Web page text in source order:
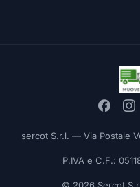
sercot S.r.l. — Via Postale
P.IVA e C.F.: